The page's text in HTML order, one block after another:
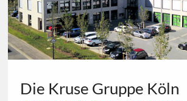
Die Kruse Gruppe Köln